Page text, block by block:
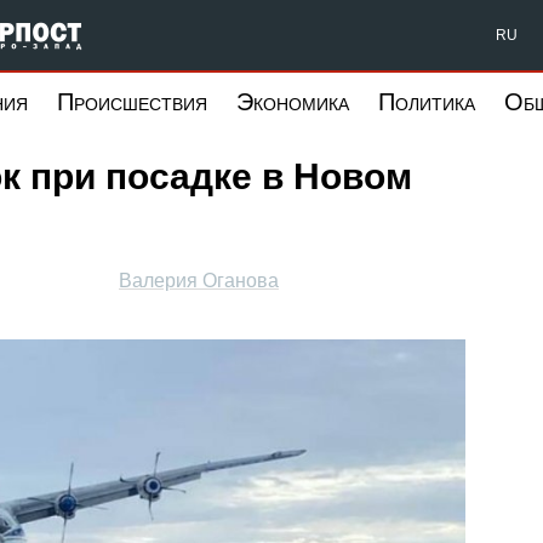
Форпост Северо-Запад RU
Происшествия Экономика Политика
при посадке в Новом
Валерия Оганова